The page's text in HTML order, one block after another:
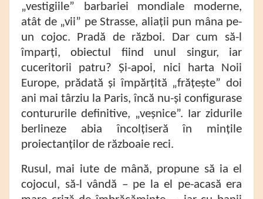
„vestigiile” barbariei mondiale moderne,
atât de „vii” pe Strasse, aliații pun mâna pe-
un cojoc. Pradă de război. Dar cum să-l
împarți, obiectul fiind unul singur, iar
cuceritorii patru? Și-apoi, nici harta Noii
Europe, prădată și împărțită „frățește” doi
ani mai târziu la Paris, încă nu-și configurase
contururile definitive, „veșnice”. Iar zidurile
berlineze abia încolțiseră în mințile
proiectanților de războaie reci.
Rusul, mai iute de mână, propune să ia el
cojocul, să-l vândă – pe la el pe-acasă era